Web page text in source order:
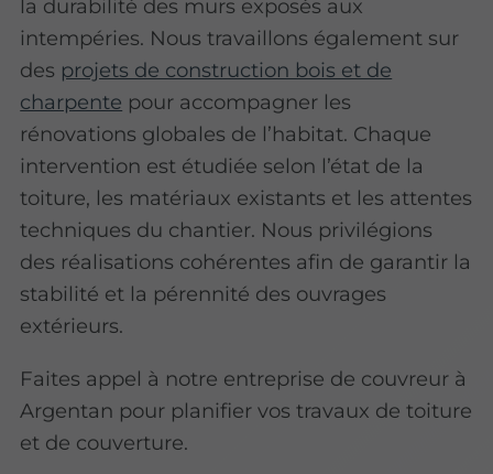
la durabilité des murs exposés aux
intempéries. Nous travaillons également sur
des projets de construction bois et de
charpente pour accompagner les
rénovations globales de l’habitat. Chaque
intervention est étudiée selon l’état de la
toiture, les matériaux existants et les attentes
techniques du chantier. Nous privilégions
des réalisations cohérentes afin de garantir la
stabilité et la pérennité des ouvrages
extérieurs.
Faites appel à notre entreprise de couvreur à
Argentan pour planifier vos travaux de toiture
et de couverture.